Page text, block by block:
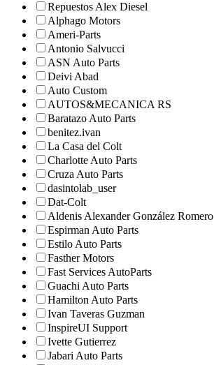
Repuestos Alex Diesel
Alphago Motors
Ameri-Parts
Antonio Salvucci
ASN Auto Parts
Deivi Abad
Auto Custom
AUTOS&MECANICA RS
Baratazo Auto Parts
benitez.ivan
La Casa del Colt
Charlotte Auto Parts
Cruza Auto Parts
dasintolab_user
Dat-Colt
Aldenis Alexander González Romero
Espirman Auto Parts
Estilo Auto Parts
Fasther Motors
Fast Services AutoParts
Guachi Auto Parts
Hamilton Auto Parts
Ivan Taveras Guzman
InspireUI Support
Ivette Gutierrez
Jabari Auto Parts